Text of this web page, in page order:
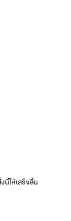
ให้เสร็จสิ้น